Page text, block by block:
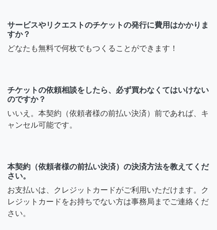
サービスやリクエストのチケットの発行に費用はかかりま
すか？
どなたも無料で何枚でもつくることができます！
チケットの依頼相談をしたら、必ず買わなくてはいけない
のですか？
いいえ。本契約（依頼者様の前払い決済）前であれば、キ
ャンセル可能です。
本契約（依頼者様の前払い決済）の決済方法を教えてくだ
さい。
お支払いは、クレジットカードがご利用いただけます。ク
レジットカードをお持ちでない方は事務局までご連絡くだ
さい。